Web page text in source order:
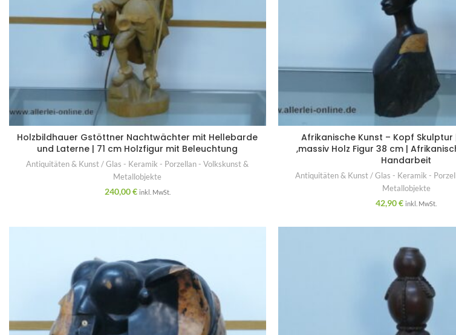
Holzbildhauer Gstöttner Nachtwächter mit Hellebarde
und Laterne | 71 cm Holzfigur mit Beleuchtung
Antiquitäten & Kunst / Glas - Keramik - Porzellan - Volkskunst &
Metallobjekte
240,00€ inkl. MwSt.
Afrikanische Kunst – Kopf Skulptur
,massiv Holz Figur 38 cm |
Handarbeit
Antiquitäten & Kunst / Glas - Keramik -
Metallobjekte
42,90€ inkl. MwSt.